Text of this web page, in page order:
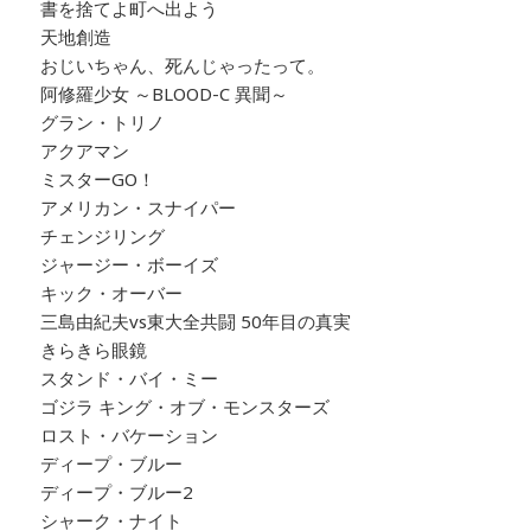
書を捨てよ町へ出よう
天地創造
おじいちゃん、死んじゃったって。
阿修羅少女 ～BLOOD-C 異聞～
グラン・トリノ
アクアマン
ミスターGO！
アメリカン・スナイパー
チェンジリング
ジャージー・ボーイズ
キック・オーバー
三島由紀夫vs東大全共闘 50年目の真実
きらきら眼鏡
スタンド・バイ・ミー
ゴジラ キング・オブ・モンスターズ
ロスト・バケーション
ディープ・ブルー
ディープ・ブルー2
シャーク・ナイト